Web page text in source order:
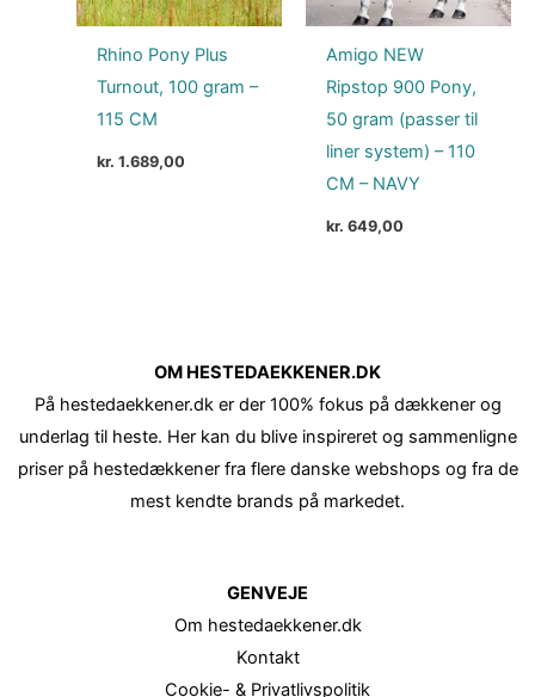
Rhino Pony Plus
Turnout, 100 gram –
115 CM
kr. 1.689,00
Amigo NEW
Ripstop 900 Pony,
50 gram (passer til
liner system) – 110
CM – NAVY
kr. 649,00
OM HESTEDAEKKENER.DK
På hestedaekkener.dk er der 100% fokus på dækkener og
underlag til heste. Her kan du blive inspireret og sammenligne
priser på hestedækkener fra flere danske webshops og fra de
mest kendte brands på markedet.
GENVEJE
Om hestedaekkener.dk
Kontakt
Cookie- & Privatlivspolitik